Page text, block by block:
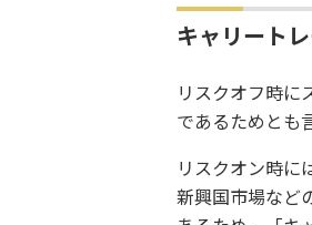
キャリート
リスクオフ時に
であるためとも
リスクオン時に
新興国市場など